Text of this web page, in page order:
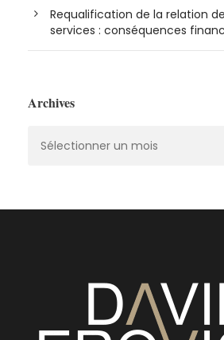
Requalification de la relation
services : conséquences
Archives